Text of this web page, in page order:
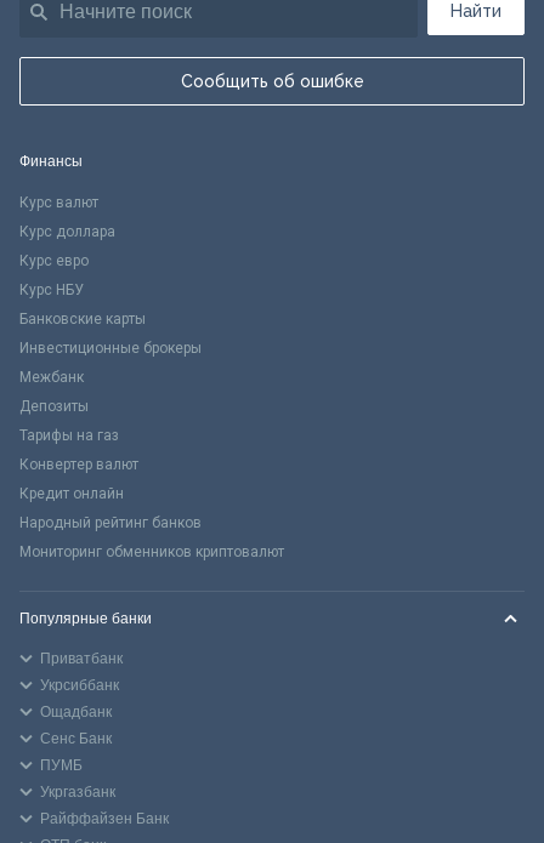
Найти
Сообщить об ошибке
Финансы
Курс валют
Курс доллара
Курс евро
Курс НБУ
Банковские карты
Инвестиционные брокеры
Межбанк
Депозиты
Тарифы на газ
Конвертер валют
Кредит онлайн
Народный рейтинг банков
Мониторинг обменников криптовалют
Популярные банки
Приватбанк
Укрсиббанк
Ощадбанк
Сенс Банк
ПУМБ
Укргазбанк
Райффайзен Банк